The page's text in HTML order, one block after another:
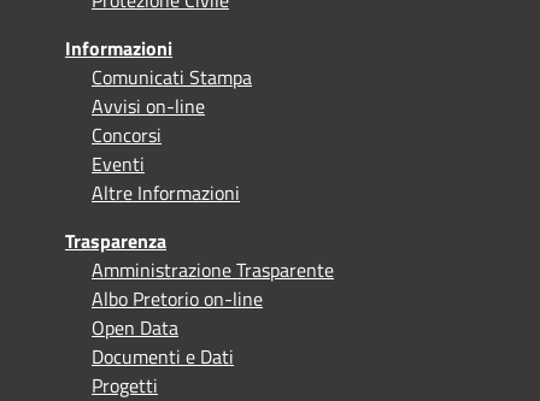
Informazioni
Comunicati Stampa
Avvisi on-line
Concorsi
Eventi
Altre Informazioni
Trasparenza
Amministrazione Trasparente
Albo Pretorio on-line
Open Data
Documenti e Dati
Progetti